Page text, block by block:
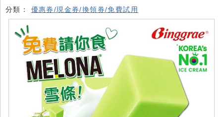
分類： 優惠券/現金券/換領券/免費試用